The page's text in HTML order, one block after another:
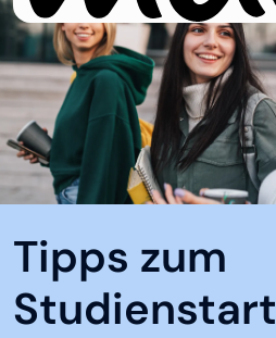
Tipps zum
Studienstart